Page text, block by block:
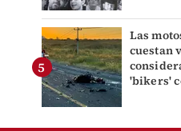
Las
cuestan
'bikers'